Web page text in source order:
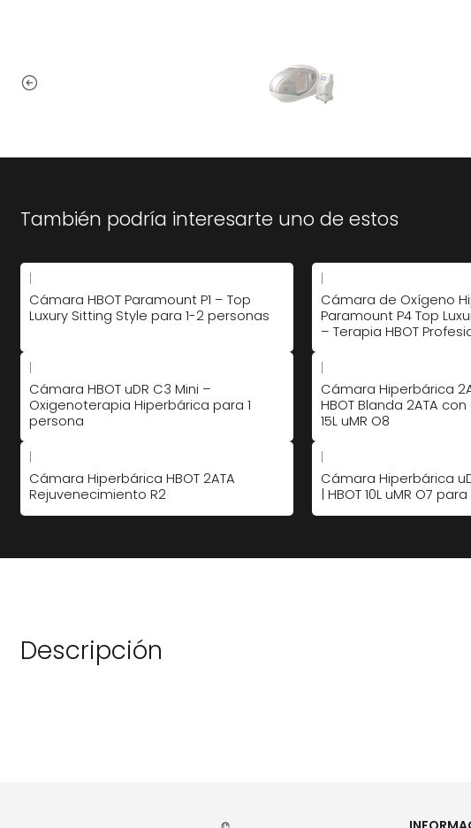
También podría interesarte uno de estos
Cámara HBOT Paramount P1 – Top
Luxury Sitting Style para 1-2 personas
Cámara de Oxígeno
Paramount P4 Top
– Terapia HBOT
Cámara HBOT uDR C3 Mini –
Oxigenoterapia Hiperbárica para 1
persona
Cámara Hiperbárica
HBOT Blanda 2ATA
15L uMR O8
Cámara Hiperbárica HBOT 2ATA
Rejuvenecimiento R2
Cámara Hiperbárica
| HBOT 10L uMR O7
Descripción